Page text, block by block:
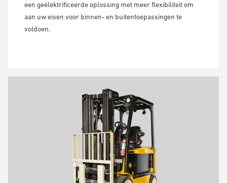
een geëlektrificeerde oplossing met meer flexibiliteit om
aan uw eisen voor binnen- en buitentoepassingen te
voldoen.